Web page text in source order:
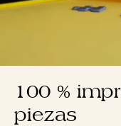
100 %
piezas